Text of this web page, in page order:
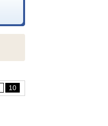
10